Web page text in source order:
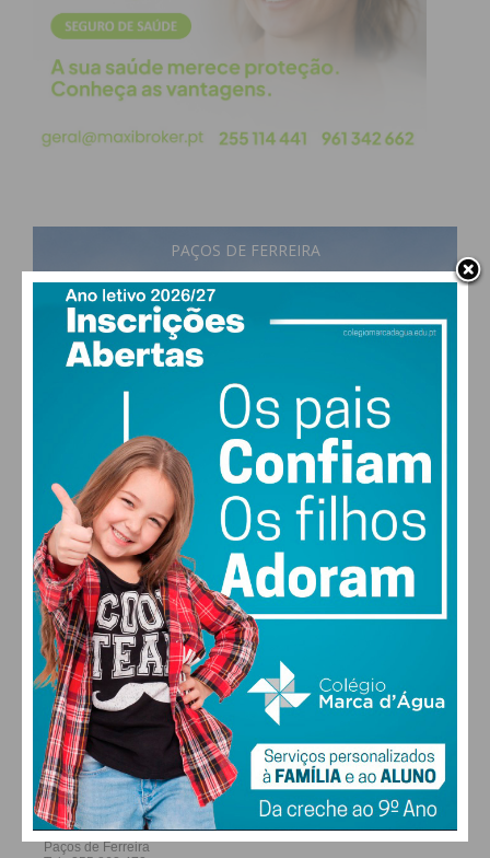
PAÇOS DE FERREIRA
29°
43% humidade
vento: 4m/s O
29°
SEX
27
SÁB
28°
DOM
29°
ALTERAR
FARMACIAS DE SERVIÇO EM PAÇOS DE
FERREIRA